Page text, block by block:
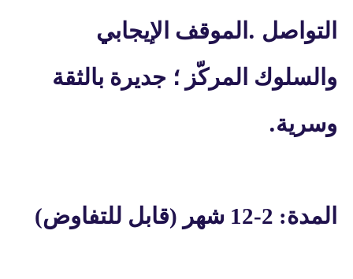
التواصل . الموقف الإيجابي
والسلوك المركّز ؛ جديرة بالثقة
وسرية.
المدة: 2-12 شهر (قابل للتفاوض)